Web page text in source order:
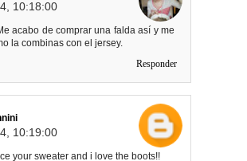
10:18:00
acabo de comprar una falda así y me
la combinas con el jersey.
Responder
10:19:00
your sweater and i love the boots!!